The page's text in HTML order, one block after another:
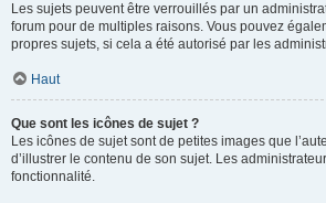
Les sujets peuvent être verrouillés par un
forum pour de multiples raisons. Vous pouvez
propres sujets, si cela a été autorisé par les
Haut
Que sont les icônes de sujet ?
Les icônes de sujet sont de petites images que
d’illustrer le contenu de son sujet. Les
fonctionnalité.